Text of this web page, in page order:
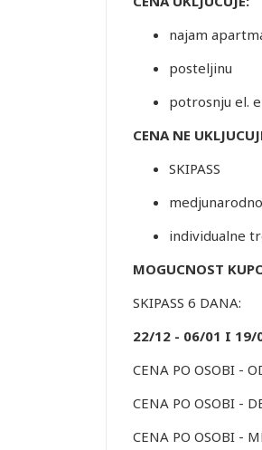
najam
posteljinu
potrosnju el.
CENA NE
SKIPASS
individualne
MOGUCNOST
SKIPASS 6 DANA:
22/12 - 06/01 I 19/
CENA PO OSOBI -
CENA PO OSOBI -
CENA PO OSOBI -